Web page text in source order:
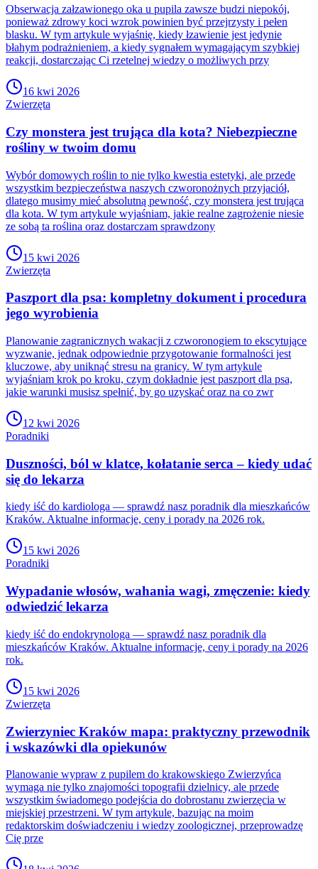
Obserwacja załzawionego oka u pupila zawsze budzi niepokój,
ponieważ zdrowy koci wzrok powinien być przejrzysty i pełen
blasku. W tym artykule wyjaśnię, kiedy łzawienie jest jedynie
błahym podrażnieniem, a kiedy sygnałem wymagającym szybkiej
reakcji, dostarczając Ci rzetelnej wiedzy o możliwych przy
16 kwi 2026
Zwierzęta
Czy monstera jest trująca dla kota? Niebezpieczne
rośliny w twoim domu
Wybór domowych roślin to nie tylko kwestia estetyki, ale przede
wszystkim bezpieczeństwa naszych czworonożnych przyjaciół,
dlatego musimy mieć absolutną pewność, czy monstera jest trująca
dla kota. W tym artykule wyjaśniam, jakie realne zagrożenie niesie
ze sobą ta roślina oraz dostarczam sprawdzony
15 kwi 2026
Zwierzęta
Paszport dla psa: kompletny dokument i procedura
jego wyrobienia
Planowanie zagranicznych wakacji z czworonogiem to ekscytujące
wyzwanie, jednak odpowiednie przygotowanie formalności jest
kluczowe, aby uniknąć stresu na granicy. W tym artykule
wyjaśniam krok po kroku, czym dokładnie jest paszport dla psa,
jakie warunki musisz spełnić, by go uzyskać oraz na co zwr
12 kwi 2026
Poradniki
Duszności, ból w klatce, kołatanie serca – kiedy udać
się do lekarza
kiedy iść do kardiologa — sprawdź nasz poradnik dla mieszkańców
Kraków. Aktualne informacje, ceny i porady na 2026 rok.
15 kwi 2026
Poradniki
Wypadanie włosów, wahania wagi, zmęczenie: kiedy
odwiedzić lekarza
kiedy iść do endokrynologa — sprawdź nasz poradnik dla
mieszkańców Kraków. Aktualne informacje, ceny i porady na 2026
rok.
15 kwi 2026
Zwierzęta
Zwierzyniec Kraków mapa: praktyczny przewodnik
i wskazówki dla opiekunów
Planowanie wypraw z pupilem do krakowskiego Zwierzyńca
wymaga nie tylko znajomości topografii dzielnicy, ale przede
wszystkim świadomego podejścia do dobrostanu zwierzęcia w
miejskiej przestrzeni. W tym artykule, bazując na moim
redaktorskim doświadczeniu i wiedzy zoologicznej, przeprowadzę
Cię prze